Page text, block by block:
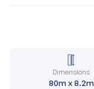
Dimensions
80m x 8.2m